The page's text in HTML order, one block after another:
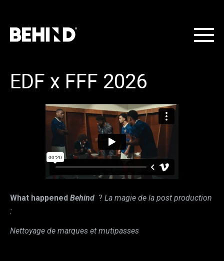
EDF x FFF 2026
What happened Behind ? La magie de la post production
:
Nettoyage de marques et mutipasses